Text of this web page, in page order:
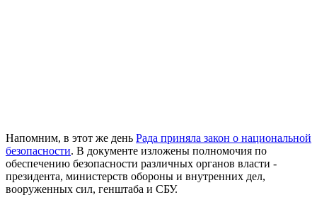
Напомним, в этот же день Рада приняла закон о национальной
безопасности. В документе изложены полномочия по
обеспечению безопасности различных органов власти -
президента, министерств обороны и внутренних дел,
вооруженных сил, генштаба и СБУ.